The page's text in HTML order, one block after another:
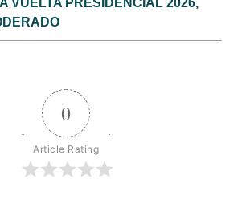
VUELTA PRESIDENCIAL 2026,
0
Article Rating